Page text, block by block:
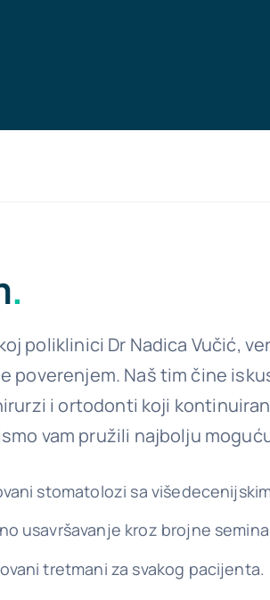
.
poliklinici Dr Nadica Vučić,
poverenjem. Naš tim čine
i ortodonti koji
vam pružili najbolju
stomatolozi sa
usavršavanje kroz brojne
tretmani za svakog pacijenta.